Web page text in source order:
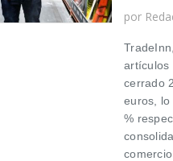
por
artículos
cerrado
euros, lo
%